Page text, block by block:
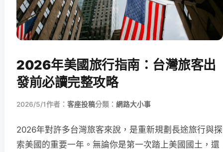
2026年美國旅行指南：台灣旅客出
發前必讀完整攻略
2026/5/1作者： 客座投稿分類： 網路大小事
2026年對許多台灣旅客來說，是重新規劃長途旅行與探
索美國的重要一年。無論你是第一次踏上美國國土，還